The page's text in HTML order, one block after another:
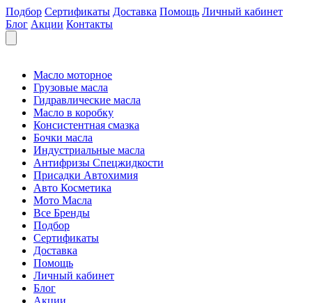
Подбор Сертификаты Доставка Помощь Личный кабинет
Блог Акции Контакты
Масло моторное
Грузовые масла
Гидравлические масла
Масло в коробку
Консистентная смазка
Бочки масла
Индустриальные масла
Антифризы Спецжидкости
Присадки Автохимия
Авто Косметика
Мото Масла
Все Бренды
Подбор
Сертификаты
Доставка
Помощь
Личный кабинет
Блог
Акции